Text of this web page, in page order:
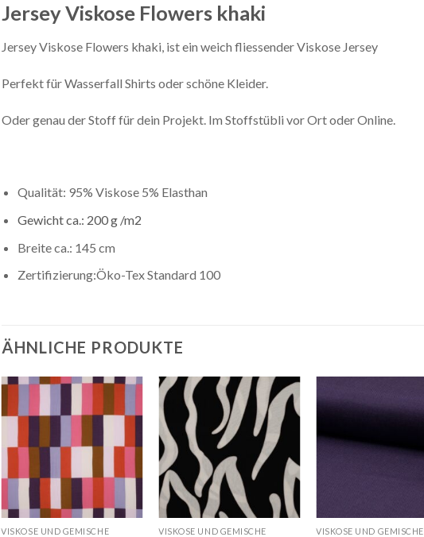
Jersey Viskose Flowers khaki
Jersey Viskose Flowers khaki, ist ein weich fliessender Viskose Jersey
Perfekt für Wasserfall Shirts oder schöne Kleider.
Oder genau der Stoff für dein Projekt. Im Stoffstübli vor Ort oder Online.
Qualität: 95% Viskose 5% Elasthan
Gewicht ca.: 200 g /m2
Breite ca.: 145 cm
Zertifizierung:Öko-Tex Standard 100
ÄHNLICHE PRODUKTE
VISKOSE UND GEMISCHE
Auf die
Wunschliste
VISKOSE UND GEMISCHE VISKOSE UND GEMISCHE